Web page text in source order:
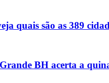
quais são as 389
BH acerta a